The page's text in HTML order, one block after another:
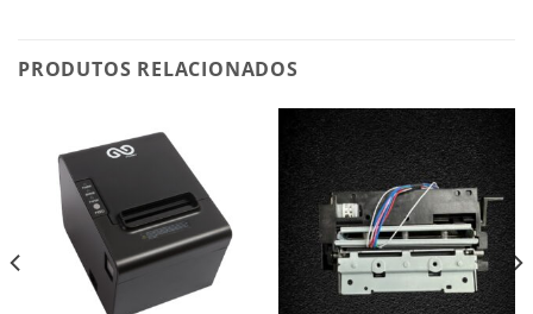
PRODUTOS RELACIONADOS